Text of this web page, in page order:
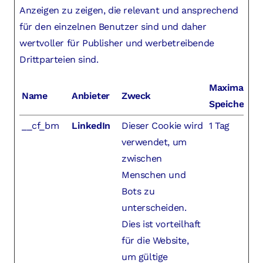
Anzeigen zu zeigen, die relevant und ansprechend
für den einzelnen Benutzer sind und daher
wertvoller für Publisher und werbetreibende
Drittparteien sind.
Name Anbieter Zweck
Maximale
__cf_bm
LinkedIn
Dieser Cookie wird
verwendet, um
zwischen
Menschen und
Bots zu
unterscheiden.
Dies ist vorteilhaft
für die Website,
um gültige
1 Tag